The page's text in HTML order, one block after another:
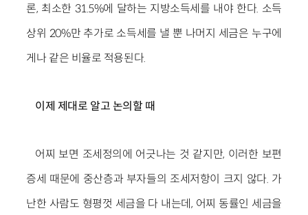
론, 최소한 31.5%에 달하는 지방소득세를 내야 한다. 소득
상위 20%만 추가로 소득세를 낼 뿐 나머지 세금은 누구에
게나 같은 비율로 적용된다.
이제 제대로 알고 논의할 때
어찌 보면 조세정의에 어긋나는 것 같지만, 이러한 보편
증세 때문에 중산층과 부자들의 조세저항이 크지 않다. 가
난한 사람도 형평껏 세금을 다 내는데, 어찌 동률인 세금을